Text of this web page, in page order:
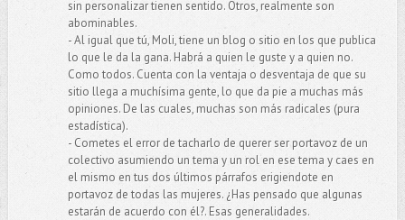
sin personalizar tienen sentido. Otros, realmente son
abominables.
- Al igual que tú, Moli, tiene un blog o sitio en los que publica
lo que le da la gana. Habrá a quien le guste y a quien no.
Como todos. Cuenta con la ventaja o desventaja de que su
sitio llega a muchísima gente, lo que da pie a muchas más
opiniones. De las cuales, muchas son más radicales (pura
estadística).
- Cometes el error de tacharlo de querer ser portavoz de un
colectivo asumiendo un tema y un rol en ese tema y caes en
el mismo en tus dos últimos párrafos erigiendote en
portavoz de todas las mujeres. ¿Has pensado que algunas
estarán de acuerdo con él?. Esas generalidades.